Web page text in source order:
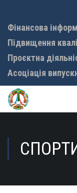
Фінансова
Підвищення
Проєктна
Асоціація